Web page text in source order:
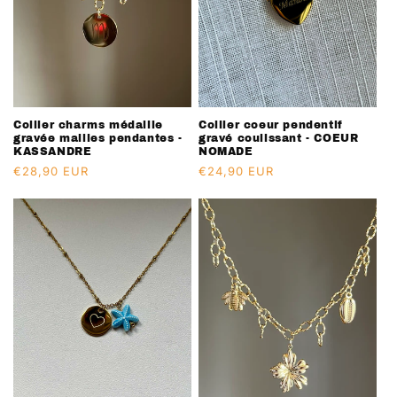
Collier charms médaille
gravée mailles pendantes -
KASSANDRE
Prix
€28,90 EUR
Collier coeur pendentif
gravé coulissant - COEUR
NOMADE
Prix
€24,90 EUR